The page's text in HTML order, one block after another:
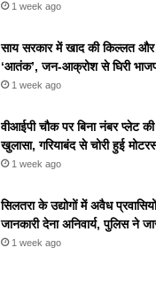
1 week ago
​साय सरकार में खाद की किल्लत और
‘आतंक’, जन-आक्रोश से घिरी
1 week ago
वीआईपी चौक पर बिना नंबर प्लेट
खुलासा, गरियाबंद से चोरी हुई
1 week ago
सिलतरा के उद्योगों में अवैध
जानकारी देना अनिवार्य, पुलिस ने
1 week ago